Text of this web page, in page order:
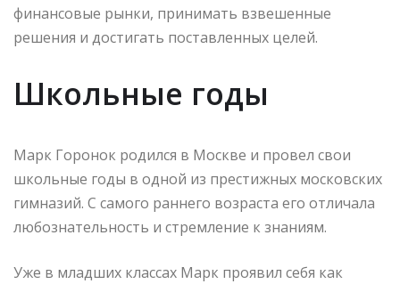
финансовые рынки, принимать взвешенные
решения и достигать поставленных целей.
Школьные годы
Марк Горонок родился в Москве и провел свои
школьные годы в одной из престижных московских
гимназий. С самого раннего возраста его отличала
любознательность и стремление к знаниям.
Уже в младших классах Марк проявил себя как